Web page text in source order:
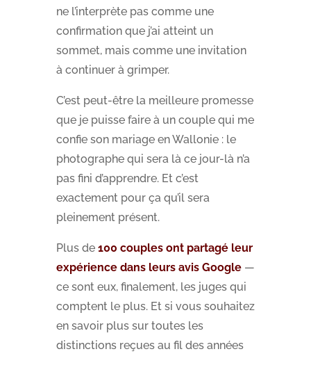
ne l’interprète pas comme une
confirmation que j’ai atteint un
sommet, mais comme une invitation
à continuer à grimper.
C’est peut-être la meilleure promesse
que je puisse faire à un couple qui me
confie son mariage en Wallonie : le
photographe qui sera là ce jour-là n’a
pas fini d’apprendre. Et c’est
exactement pour ça qu’il sera
pleinement présent.
Plus de 100 couples ont partagé leur
expérience dans leurs avis Google—
ce sont eux, finalement, les juges qui
comptent le plus. Et si vous souhaitez
en savoir plus sur toutes les
distinctions reçues au fil des années